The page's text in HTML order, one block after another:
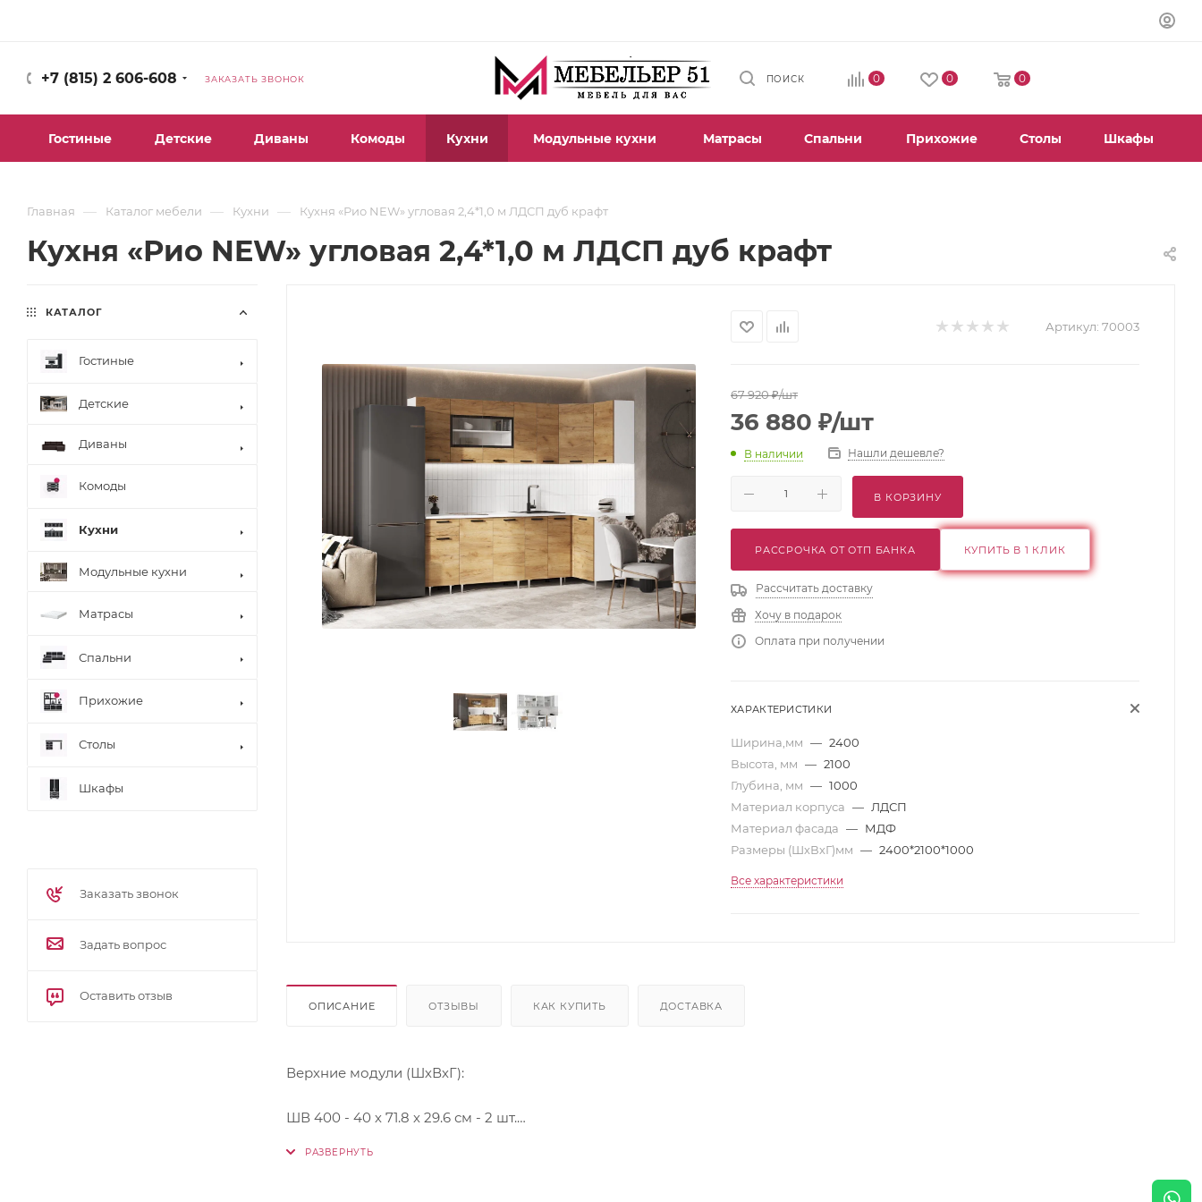
+7 (815) 2 606-608 ЗАКАЗАТЬ ЗВОНОК ПОИСК 0 0 0
Гостиные Детские Диваны Комоды Кухни Модульные кухни Матрасы Спальни Прихожие Столы Шкафы
Главная — Каталог мебели — Кухни — Кухня «Рио NEW» угловая 2,4*1,0 м ЛДСП дуб крафт
Кухня «Рио NEW» угловая 2,4*1,0 м ЛДСП дуб крафт
Артикул: 70003
67 920₽/шт
36 880 ₽/шт
В наличии Нашли дешевле?
В КОРЗИНУ
РАССРОЧКА ОТ ОТП БАНКА КУПИТЬ В 1 КЛИК
Рассчитать доставку
Хочу в подарок
Оплата при получении
ХАРАКТЕРИСТИКИ
Ширина,мм — 2400
Высота, мм — 2100
Глубина, мм — 1000
Материал корпуса — ЛДСП
Материал фасада — МДФ
Размеры (ШхВхГ)мм — 2400*2100*1000
Все характеристики
ОПИСАНИЕ ОТЗЫВЫ КАК КУПИТЬ ДОСТАВКА
Верхние модули (ШхВхГ):
ШВ 400 - 40 х 71.8 х 29.6 см - 2 шт.
КАТАЛОГ
Гостиные
Детские
Диваны
Комоды
Кухни
Модульные кухни
Матрасы
Спальни
Прихожие
Столы
Шкафы
Заказать звонок
Задать вопрос
Оставить отзыв